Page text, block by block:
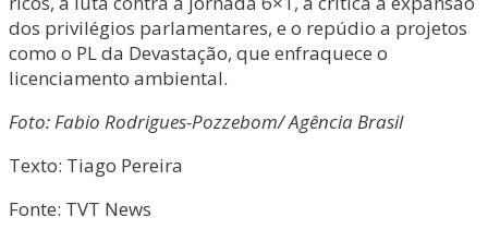
dos privilégios parlamentares, e o repúdio a projetos
como o PL da Devastação, que enfraquece o
licenciamento ambiental.
Foto: Fabio Rodrigues-Pozzebom/ Agência Brasil
Texto: Tiago Pereira
Fonte: TVT News